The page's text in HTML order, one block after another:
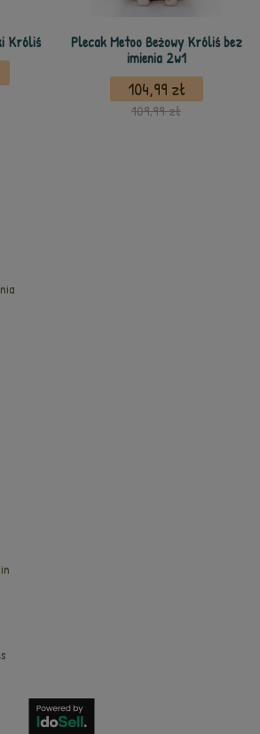
Króliś
Plecak Metoo Beżowy Króliś bez
imienia 2w1
104,99 zł
109,99 zł